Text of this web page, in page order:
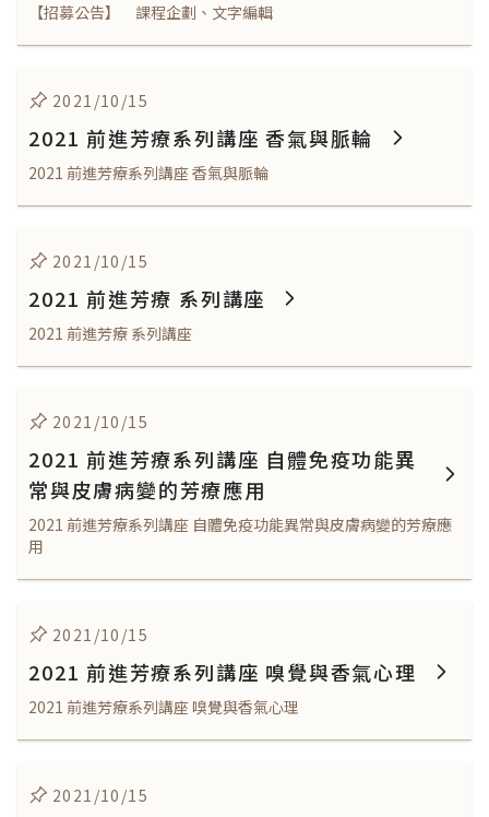
【招募公告】 課程企劃、文字編輯
2021/10/15
2021 前進芳療系列講座 香氣與脈輪
2021 前進芳療系列講座 香氣與脈輪
2021/10/15
2021 前進芳療 系列講座
2021 前進芳療 系列講座
2021/10/15
2021 前進芳療系列講座 自體免疫功能異
常與皮膚病變的芳療應用
2021 前進芳療系列講座 自體免疫功能異常與皮膚病變的芳療應
用
2021/10/15
2021 前進芳療系列講座 嗅覺與香氣心理
2021 前進芳療系列講座 嗅覺與香氣心理
2021/10/15